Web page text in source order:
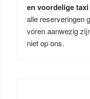
en voordelige
alle reserveringen
voren aanwezig
niet op ons.